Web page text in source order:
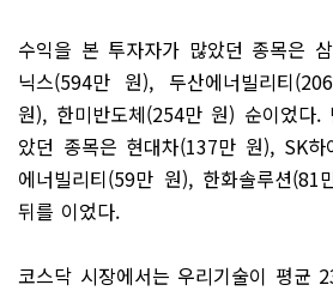
수익을 본 투자자가 많았던 종목은
닉스(594만 원), 두산에너빌리티
원), 한미반도체(254만 원) 순이었다
았던 종목은 현대차(137만 원), SK
에너빌리티(59만 원), 한화솔루션(81
뒤를 이었다.
코스닥 시장에서는 우리기술이 평균